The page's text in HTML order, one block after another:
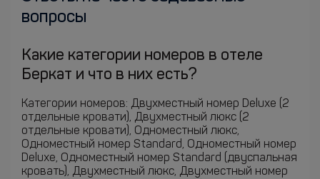
вопросы
Какие категории номеров в отеле
Беркат и что в них есть?
Категории номеров: Двухместный номер Deluxe (2
отдельные кровати), Двухместный люкс (2
отдельные кровати), Одноместный люкс,
Одноместный номер Standard, Одноместный номер
Deluxe, Одноместный номер Standard (двуспальная
кровать), Двухместный люкс, Двухместный номер